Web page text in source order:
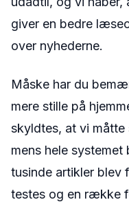
giver en bedre
over nyhederne.
Måske har du
mere stille på
skyldtes, at vi
mens hele
tusinde artikler blev
testes og en række